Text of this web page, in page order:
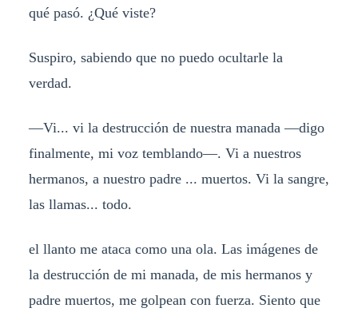
qué pasó. ¿Qué viste?
Suspiro, sabiendo que no puedo ocultarle la
verdad.
—Vi... vi la destrucción de nuestra manada —digo
finalmente, mi voz temblando—. Vi a nuestros
hermanos, a nuestro padre ... muertos. Vi la sangre,
las llamas... todo.
el llanto me ataca como una ola. Las imágenes de
la destrucción de mi manada, de mis hermanos y
padre muertos, me golpean con fuerza. Siento que